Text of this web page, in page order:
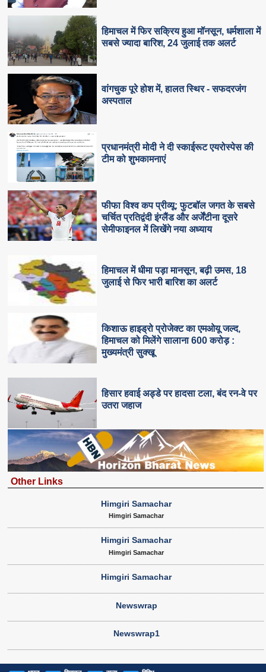
हिमाचल में फिर सक्रिय हुआ मॉनसून, धर्मशाला में
सबसे ज्यादा बारिश, 24 जुलाई तक अलर्ट
वांगचुक पूरे होश में, हालत स्थिर - सफदरजंग
अस्पताल
प्रधानमंत्री मोदी ने दी स्काईरूट एयरोस्पेस की
टीम को शुभकामनाएं
फीफा विश्व कप प्रीव्यू: फुटबॉल जगत के सबसे
चर्चित प्रतिद्वंदी इंग्लैंड और अर्जेंटीना दूसरे
सेमीफाइनल में लिखेंगे नया अध्याय
हिमाचल में धीमा पड़ा मानसून, बढ़ी उमस, 18
जुलाई से फिर भारी बारिश का अलर्ट
किशाऊ हाइड्रो प्रोजेक्ट का एमओयू जल्द,
हिमाचल को मिलेंगे सालाना 600 करोड़ :
मुख्यमंत्री सुक्खू
हिसार हवाई अड्डे पर हादसा टला, बंद रन-वे पर
उतरा जहाज
Other Links
Himgiri Samachar
Himgiri Samachar
Himgiri Samachar
Himgiri Samachar
Himgiri Samachar
Newswrap
Newswrap1